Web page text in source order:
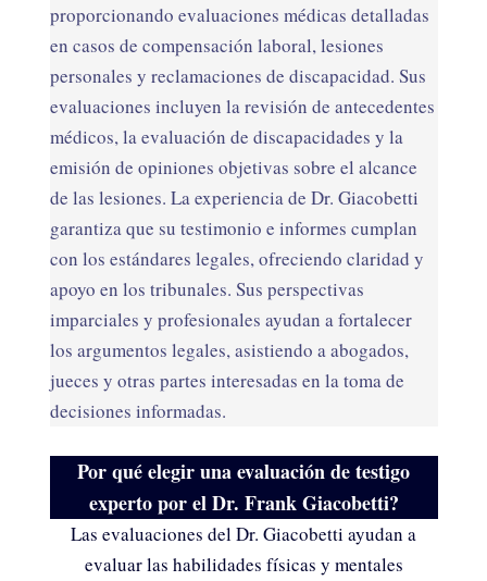
proporcionando evaluaciones médicas detalladas
en casos de compensación laboral, lesiones
personales y reclamaciones de discapacidad. Sus
evaluaciones incluyen la revisión de antecedentes
médicos, la evaluación de discapacidades y la
emisión de opiniones objetivas sobre el alcance
de las lesiones. La experiencia de Dr. Giacobetti
garantiza que su testimonio e informes cumplan
con los estándares legales, ofreciendo claridad y
apoyo en los tribunales. Sus perspectivas
imparciales y profesionales ayudan a fortalecer
los argumentos legales, asistiendo a abogados,
jueces y otras partes interesadas en la toma de
decisiones informadas.
Por qué elegir una evaluación de testigo
experto por el Dr. Frank Giacobetti?
Las evaluaciones del Dr. Giacobetti ayudan a
evaluar las habilidades físicas y mentales